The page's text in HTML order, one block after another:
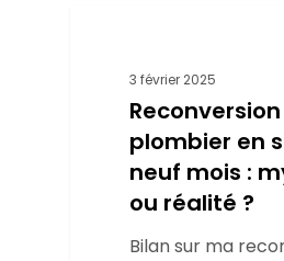
3 février 2025
Reconversion
plombier en
neuf mois :
ou réalité ?
Bilan sur ma